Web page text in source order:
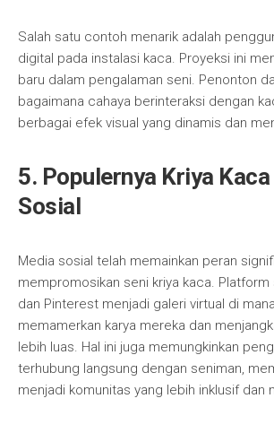
Salah satu contoh menarik adalah
digital pada instalasi kaca. Proyeksi ini
baru dalam pengalaman seni. Penonton
bagaimana cahaya berinteraksi dengan
berbagai efek visual yang dinamis dan
5. Populernya Kriya
Sosial
Media sosial telah memainkan peran
mempromosikan seni kriya kaca.
dan Pinterest menjadi galeri virtual di
memamerkan karya mereka dan
lebih luas. Hal ini juga memungkinkan
terhubung langsung dengan seniman,
menjadi komunitas yang lebih inklusif dan